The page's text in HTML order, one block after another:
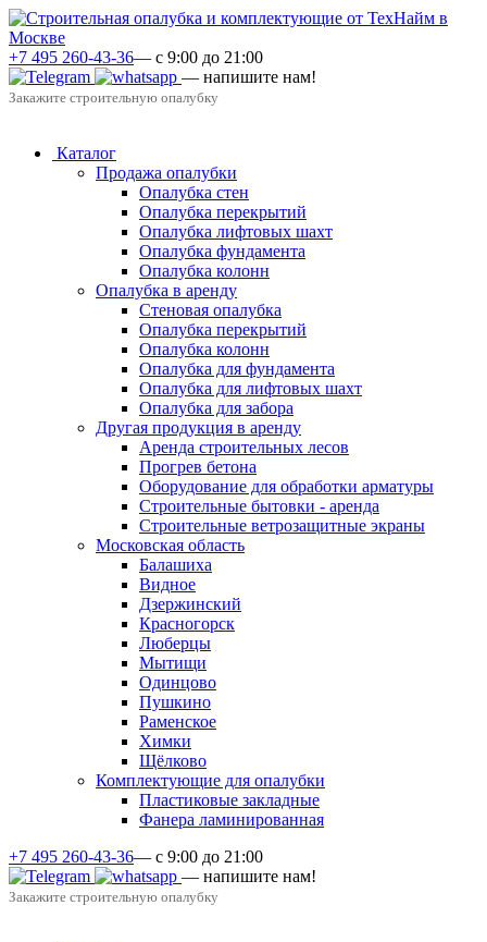
+7 495 260-43-36— с 9:00 до 21:00
— напишите нам!
Закажите строительную опалубку
Каталог
Продажа опалубки
Опалубка стен
Опалубка перекрытий
Опалубка лифтовых шахт
Опалубка фундамента
Опалубка колонн
Опалубка в аренду
Стеновая опалубка
Опалубка перекрытий
Опалубка колонн
Опалубка для фундамента
Опалубка для лифтовых шахт
Опалубка для забора
Другая продукция в аренду
Аренда строительных лесов
Прогрев бетона
Оборудование для обработки арматуры
Строительные бытовки - аренда
Строительные ветрозащитные экраны
Московская область
Балашиха
Видное
Дзержинский
Красногорск
Люберцы
Мытищи
Одинцово
Пушкино
Раменское
Химки
Щёлково
Комплектующие для опалубки
Пластиковые закладные
Фанера ламинированная
+7 495 260-43-36— с 9:00 до 21:00
— напишите нам!
Закажите строительную опалубку